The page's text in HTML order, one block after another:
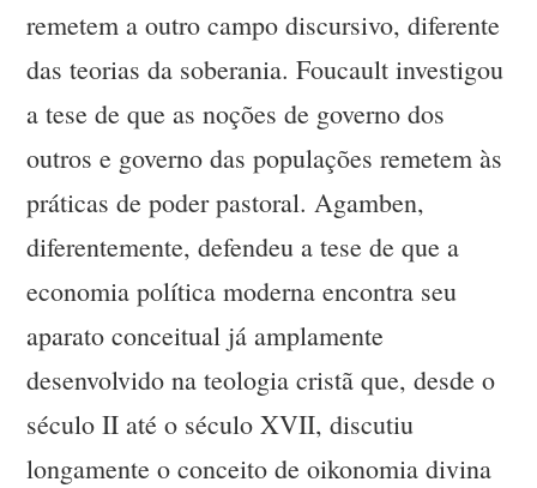
remetem a outro campo discursivo, diferente
das teorias da soberania. Foucault investigou
a tese de que as noções de governo dos
outros e governo das populações remetem às
práticas de poder pastoral. Agamben,
diferentemente, defendeu a tese de que a
economia política moderna encontra seu
aparato conceitual já amplamente
desenvolvido na teologia cristã que, desde o
século II até o século XVII, discutiu
longamente o conceito de oikonomia divina